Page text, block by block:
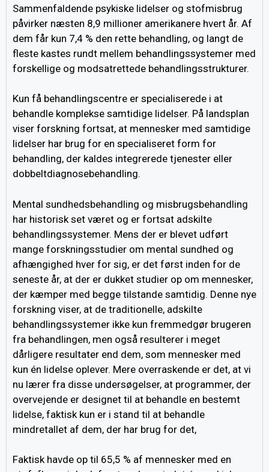
Sammenfaldende psykiske lidelser og stofmisbrug
påvirker næsten 8,9 millioner amerikanere hvert år. Af
dem får kun 7,4 % den rette behandling, og langt de
fleste kastes rundt mellem behandlingssystemer med
forskellige og modsatrettede behandlingsstrukturer.
Kun få behandlingscentre er specialiserede i at
behandle komplekse samtidige lidelser. På landsplan
viser forskning fortsat, at mennesker med samtidige
lidelser har brug for en specialiseret form for
behandling, der kaldes integrerede tjenester eller
dobbeltdiagnosebehandling.
Mental sundhedsbehandling og misbrugsbehandling
har historisk set været og er fortsat adskilte
behandlingssystemer. Mens der er blevet udført
mange forskningsstudier om mental sundhed og
afhængighed hver for sig, er det først inden for de
seneste år, at der er dukket studier op om mennesker,
der kæmper med begge tilstande samtidig. Denne nye
forskning viser, at de traditionelle, adskilte
behandlingssystemer ikke kun fremmedgør brugeren
fra behandlingen, men også resulterer i meget
dårligere resultater end dem, som mennesker med
kun én lidelse oplever. Mere overraskende er det, at vi
nu lærer fra disse undersøgelser, at programmer, der
overvejende er designet til at behandle en bestemt
lidelse, faktisk kun er i stand til at behandle
mindretallet af dem, der har brug for det,
Faktisk havde op til 65,5 % af mennesker med en